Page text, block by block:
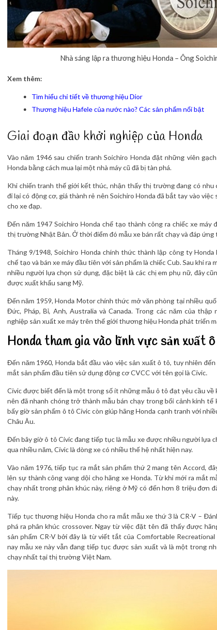
Nhà sáng lập ra thương hiệu Honda – Ông
Xem thêm:
Tìm hiểu chi tiết về thương hiệu Dior
Thương hiệu Hafele của nước nào? Các sản phẩm nổi bật
Giai đoạn đầu khởi nghiệp của Honda
Vào năm 1946 sau chiến tranh Soichiro Honda đặt những viên
Honda bằng cách mua lại một nhà máy cũ đã bị tàn phá.
Khi chiến tranh thế giới kết thúc, nhận thấy thị trường đang có
đi lại có động cơ, giá thành rẻ nên Soichiro Honda đã bắt tay vào
cho xe đạp.
Đến năm 1947 Soichiro Honda chế tạo thành công ra chiếc xe máy
thị trường Nhật Bản. Ở thời điểm đó mẫu xe bán rất chạy và đáp
Tháng 9/1948, Soichiro Honda chính thức thành lập công ty
chế tạo và bán xe máy đầu tiên với sản phẩm là chiếc Cub. Sau khi ra
nhiều người lựa chọn sử dụng, đặc biệt là các chị em phụ nữ, đây
được xuất khẩu sang Mỹ.
Đến năm 1959, Honda Motor chính thức mở văn phòng tại nhiều
Đức, Pháp, Bỉ, Anh, Australia và Canada. Trong các năm của thập
nghiệp sản xuất xe máy trên thế giới thương hiệu Honda phát triển
Honda tham gia vào lĩnh vực sản xuất
Đến năm 1960, Honda bắt đầu vào việc sản xuất ô tô, tuy nhiên
mắt sản phẩm đầu tiên sử dụng động cơ CVCC với tên gọi là Civic.
Civic được biết đến là một trong số ít những mẫu ô tô đạt yêu cầu về
nên đã nhanh chóng trở thành mẫu bán chạy trong bối cảnh kinh tế
bấy giờ sản phẩm ô tô Civic còn giúp hãng Honda cạnh tranh với
Châu Âu.
Đến bây giờ ô tô Civic đang tiếp tục là mẫu xe được nhiều người lựa
qua nhiều năm, Civic là dòng xe có nhiều thế hệ nhất hiện nay.
Vào năm 1976, tiếp tục ra mắt sản phẩm thứ 2 mang tên Accord,
lên sự thành công vang dội cho hãng xe Honda. Từ khi mới ra mắt
chạy nhất trong phân khúc này, riêng ở Mỹ có đến hơn 8 triệu đơn
này.
Tiếp tục thương hiệu Honda cho ra mắt mẫu xe thứ 3 là CR-V –
phá ra phân khúc crossover. Ngay từ việc đặt tên đã thấy được
sản phẩm CR-V bởi đây là từ viết tắt của Comfortable
nay mẫu xe này vẫn đang tiếp tục được sản xuất và là một trong
chạy nhất tại thị trường Việt Nam.